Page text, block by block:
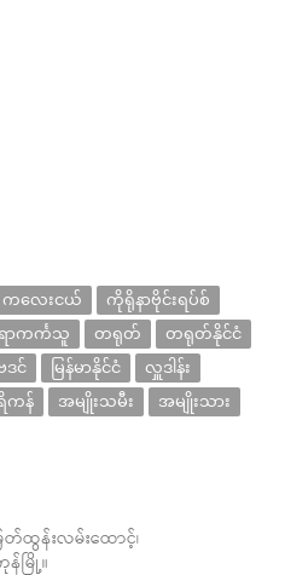
ကလေးငယ်
ကိုရိုနာဗိုင်းရပ်စ်
ာကင်္ကသူ တရုတ်
တရုတ်နိုင်ငံ
ဒင် မြန်မာနိုင်ငံ
လှူဒါန်း
ကန် အမျိုးသမီး အမျိုးသား
ထွန်းလမ်းထောင့်၊
မြို့။